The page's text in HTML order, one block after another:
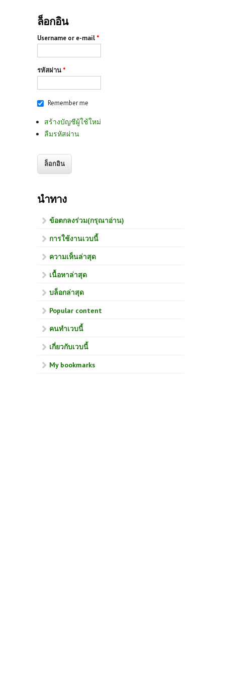
ล็อกอิน
Username or e-mail *
รหัสผ่าน *
Remember me
สร้างบัญชีผู้ใช้ใหม่
ลืมรหัสผ่าน
นำทาง
ข้อตกลงร่วม(กรุณาอ่าน)
การใช้งานเวบนี้
ความเห็นล่าสุด
เนื้อหาล่าสุด
บล็อกล่าสุด
Popular content
คนทำเวบนี้
เกี่ยวกับเวบนี้
My bookmarks